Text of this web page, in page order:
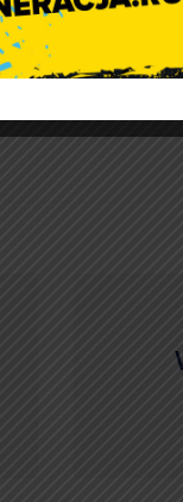
naboru
w naborze.